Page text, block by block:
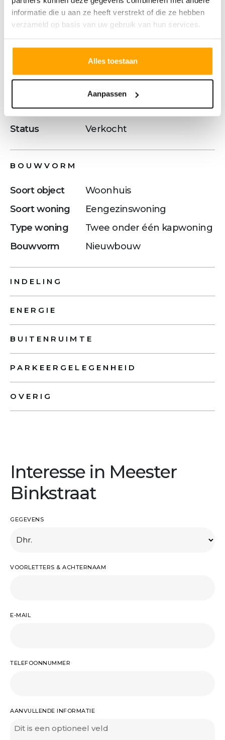
informatie die u aan ze heeft verstrekt of die ze hebben
verzameld op basis van uw gebruik van hun services.
Alles toestaan
Aanpassen
Meer tekst
Status Verkocht
BOUWVORM
Soort object
Woonhuis
Soort woning
Eengezinswoning
Type woning
Twee onder één kapwoning
Bouwvorm
Nieuwbouw
INDELING
ENERGIE
BUITENRUIMTE
PARKEERGELEGENHEID
OVERIG
Interesse in Meester
Binkstraat
GEGEVENS
VOORLETTERS & ACHTERNAAM
E-MAIL
TELEFOONNUMMER
AANVULLENDE INFORMATIE